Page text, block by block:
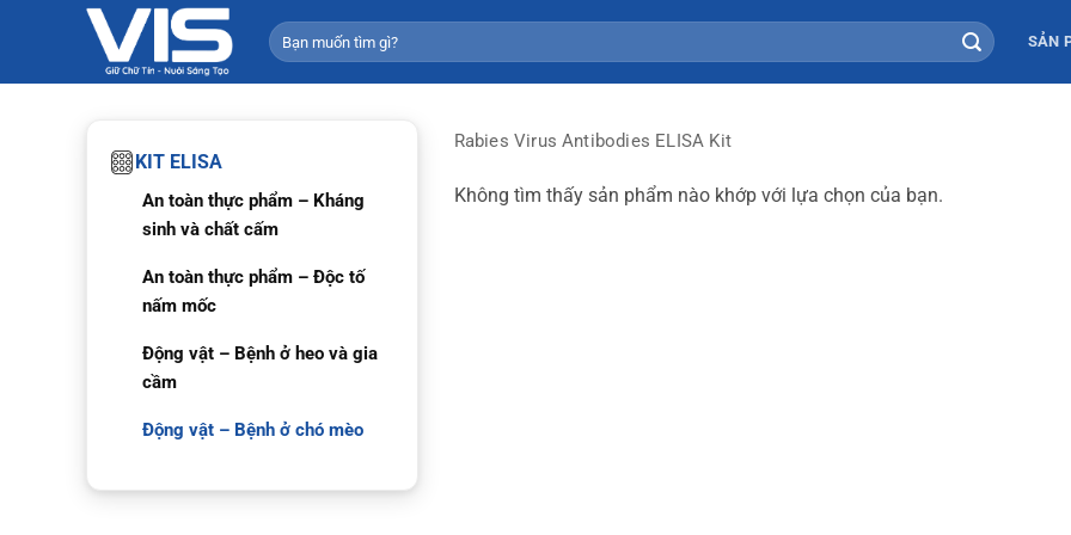
Tìm
kiếm:
SẢN
KIT ELISA
An toàn thực phẩm – Kháng
sinh và chất cấm
An toàn thực phẩm – Độc tố
nấm mốc
Động vật – Bệnh ở heo và gia
cầm
Động vật – Bệnh ở chó mèo
Rabies Virus Antibodies ELISA Kit
Không tìm thấy sản phẩm nào khớp với lựa chọn của bạn.